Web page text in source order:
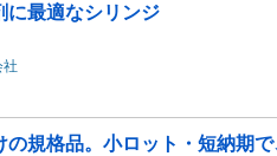
に最適なシリンジ
社
の規格品。小ロット・短納期